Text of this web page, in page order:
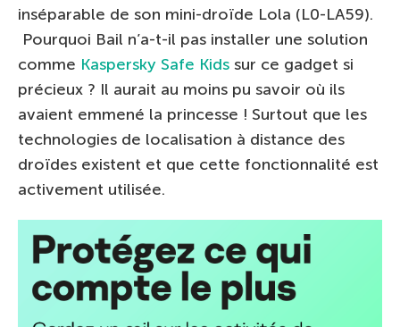
inséparable de son mini-droïde Lola (L0-LA59).
Pourquoi Bail n’a-t-il pas installer une solution
comme Kaspersky Safe Kids sur ce gadget si
précieux ? Il aurait au moins pu savoir où ils
avaient emmené la princesse ! Surtout que les
technologies de localisation à distance des
droïdes existent et que cette fonctionnalité est
activement utilisée.